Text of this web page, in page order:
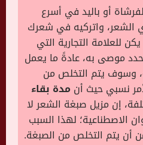
أو باليد في أسرع
واتركيه في شعرك
لم يكن للعلامة التجارية التي
موصى به، عادةً ما يعمل
وسوف يتم التخلص من
نسبي حيث أنمدة بقاء
إن مزيل صبغة الشعر لا
الاصطناعية؛ لهذا السبب
يتم التخلص من الصبغة.